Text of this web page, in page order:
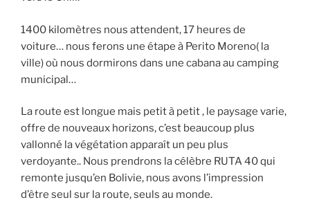
1400 kilomètres nous attendent, 17 heures de
voiture… nous ferons une étape à Perito Moreno( la
ville) où nous dormirons dans une cabana au camping
municipal…
La route est longue mais petit à petit , le paysage varie,
offre de nouveaux horizons, c’est beaucoup plus
vallonné la végétation apparaît un peu plus
verdoyante.. Nous prendrons la célèbre RUTA 40 qui
remonte jusqu’en Bolivie, nous avons l’impression
d’être seul sur la route, seuls au monde.